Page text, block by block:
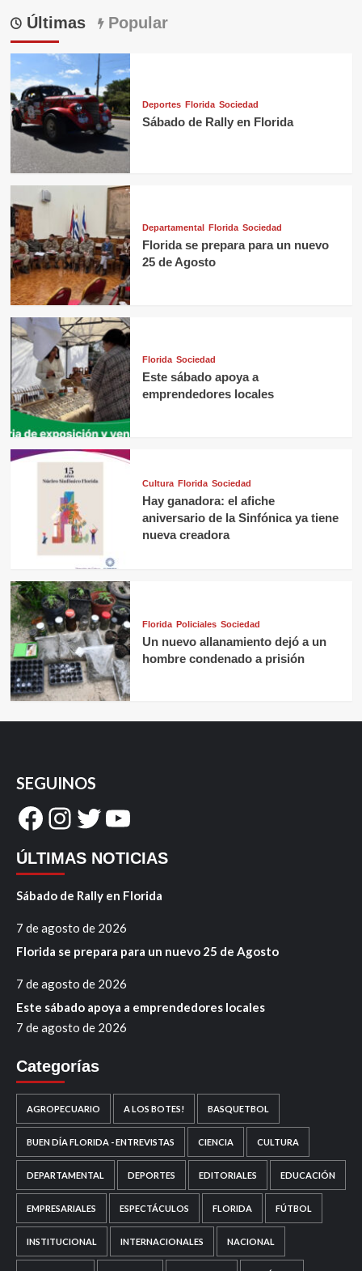
Últimas Popular
Deportes Florida Sociedad
Sábado de Rally en Florida
Departamental Florida Sociedad
Florida se prepara para un nuevo
25 de Agosto
Florida Sociedad
Este sábado apoya a
emprendedores locales
Cultura Florida Sociedad
Hay ganadora: el afiche
aniversario de la Sinfónica ya tiene
nueva creadora
Florida Policiales Sociedad
Un nuevo allanamiento dejó a un
hombre condenado a prisión
SEGUINOS
Facebook
Instagram
Twitter
YouTube
ÚLTIMAS NOTICIAS
Sábado de Rally en Florida
7 de agosto de 2026
Florida se prepara para un nuevo 25 de Agosto
7 de agosto de 2026
Este sábado apoya a emprendedores locales
7 de agosto de 2026
Categorías
AGROPECUARIO A LOS BOTES! BASQUETBOL
BUEN DÍA FLORIDA - ENTREVISTAS CIENCIA CULTURA
DEPARTAMENTAL DEPORTES EDITORIALES EDUCACIÓN
EMPRESARIALES ESPECTÁCULOS FLORIDA FÚTBOL
INSTITUCIONAL INTERNACIONALES NACIONAL